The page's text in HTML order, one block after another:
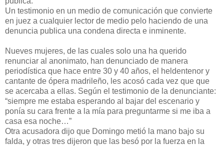
Un testimonio en un medio de comunicación que convierte
en juez a cualquier lector de medio pelo haciendo de una
denuncia publica una condena directa e inminente.
Nueves mujeres, de las cuales solo una ha querido
renunciar al anonimato, han denunciado de manera
periodística que hace entre 30 y 40 años, el heldentenor y
cantante de ópera madrileño, les acosó cada vez que que
se acercaba a ellas. Según el testimonio de la denunciante:
“siempre me estaba esperando al bajar del escenario y
ponía su cara frente a la mía para preguntarme si me iba a
casa esa noche…”
Otra acusadora dijo que Domingo metió la mano bajo su
falda, y otras tres dijeron que las besó por la fuerza en la